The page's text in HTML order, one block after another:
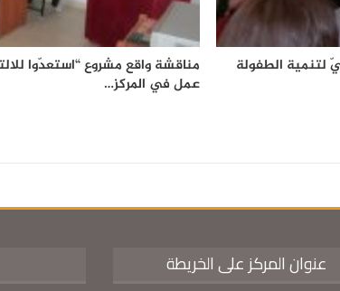
لتنمية الطفولة
مناقشة واقع مشروع “استعدّوا
عمل في المركز…
عنوان المركز على الخريطة